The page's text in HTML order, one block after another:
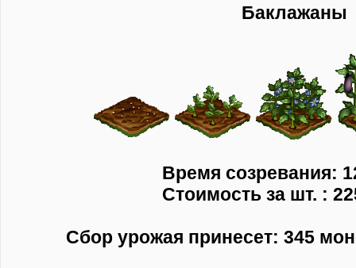
Баклажаны
Время созревания:
Стоимость за шт. :
Сбор урожая принесет: 345